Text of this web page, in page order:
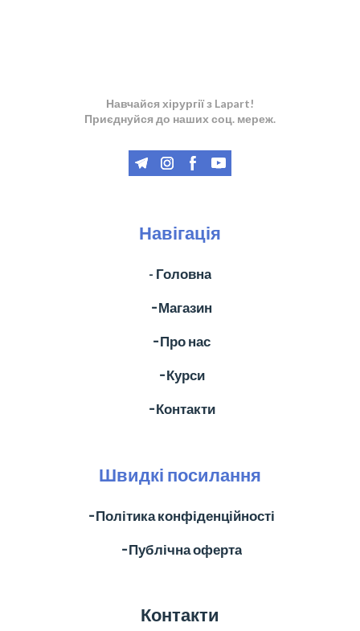
Навчайся хірургії з Lapart!
Приєднуйся до наших соц. мереж.
Навігація
- Головна
╶ Магазин
╶ Про нас
╶ Курси
╶ Контакти
Швидкі посилання
╶ Політика конфіденційності
╶ Публічна оферта
Контакти